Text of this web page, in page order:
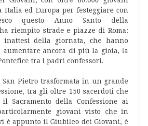
ed Europa per festeggiare con
questo Anno Santo della
riempito strade e piazze di Roma:
della giornata, che hanno
ancora di più la gioia, la
tra i padri confessori.
Pietro trasformata in un grande
tra gli oltre 150 sacerdoti che
il Sacramento della Confessione ai
giovani visto che in
è appunto il Giubileo dei Giovani, è